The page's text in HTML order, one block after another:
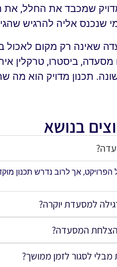
מדויק שמכבד את החלל,
שנכנס אליה להרגיש
שאינה רק מקום לאכול
ביסטרו, טרקלין
תכנון מדויק הוא מה
בנושא
אך לרוב נדרש תכנון
למסעדת יוקרה?
המסעדה?
לסגור לזמן ממושך?